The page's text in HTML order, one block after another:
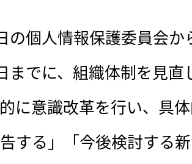
の個人情報保護委員会か
までに、組織体制を見
に意識改革を行い、具
する」「今後検討する